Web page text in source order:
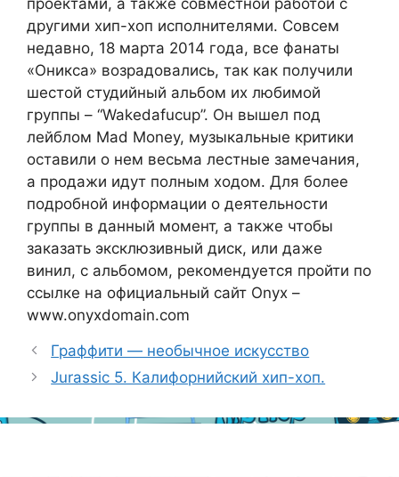
другими хип-хоп исполнителями. Совсем
недавно, 18 марта 2014 года, все фанаты
«Оникса» возрадовались, так как получили
шестой студийный альбом их любимой
группы – “Wakedafucup”. Он вышел под
лейблом Mad Money, музыкальные критики
оставили о нем весьма лестные замечания,
а продажи идут полным ходом. Для более
подробной информации о деятельности
группы в данный момент, а также чтобы
заказать эксклюзивный диск, или даже
винил, с альбомом, рекомендуется пройти по
ссылке на официальный сайт Onyx –
www.onyxdomain.com
Граффити — необычное искусство
Jurassic 5. Калифорнийский хип-хоп.